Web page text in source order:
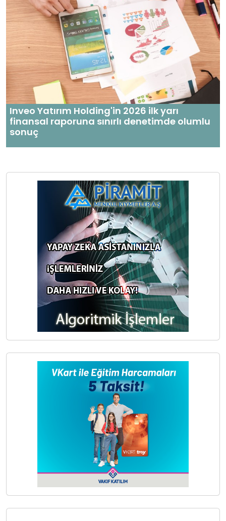
Inveo Yatırım Holding'in 2026 ilk yarı
finansal raporuna sınırlı denetimde olumlu
sonuç